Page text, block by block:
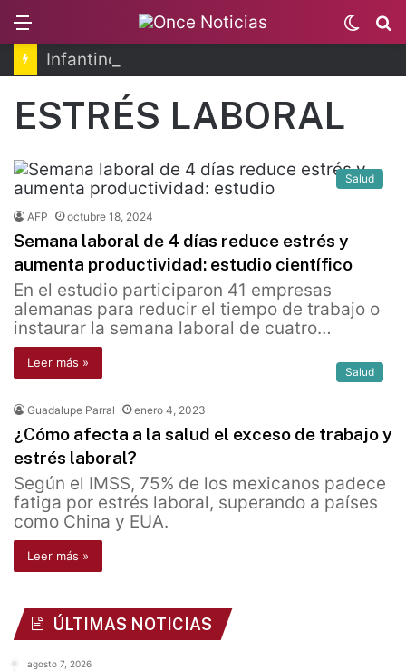
Switch
skin
ESTRÉS LABORAL
Salud
AFP octubre 18, 2024
Semana laboral de 4 días reduce estrés y
aumenta productividad: estudio científico
En el estudio participaron 41 empresas
alemanas para reducir el tiempo de trabajo o
instaurar la semana laboral de cuatro…
Leer más »
Salud
Guadalupe Parral enero 4, 2023
¿Cómo afecta a la salud el exceso de trabajo y
estrés laboral?
Según el IMSS, 75% de los mexicanos padece
fatiga por estrés laboral, superando a países
como China y EUA.
Leer más »
ÚLTIMAS NOTICIAS
agosto 7, 2026